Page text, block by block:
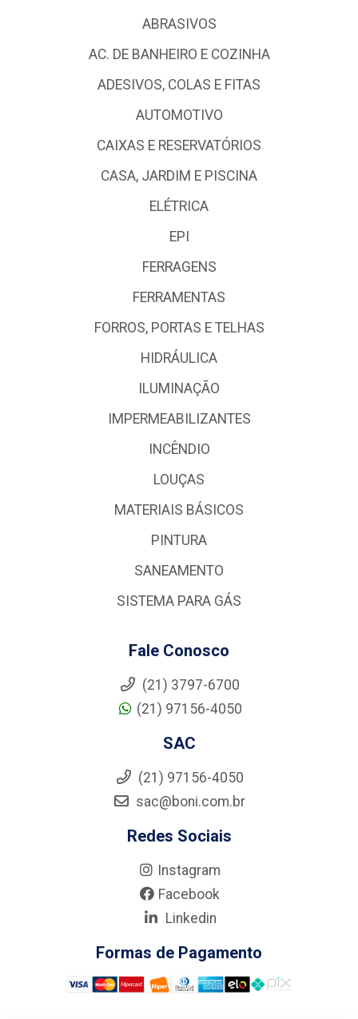
ABRASIVOS
AC. DE BANHEIRO E COZINHA
ADESIVOS, COLAS E FITAS
AUTOMOTIVO
CAIXAS E RESERVATÓRIOS
CASA, JARDIM E PISCINA
ELÉTRICA
EPI
FERRAGENS
FERRAMENTAS
FORROS, PORTAS E TELHAS
HIDRÁULICA
ILUMINAÇÃO
IMPERMEABILIZANTES
INCÊNDIO
LOUÇAS
MATERIAIS BÁSICOS
PINTURA
SANEAMENTO
SISTEMA PARA GÁS
Fale Conosco
(21) 3797-6700
(21) 97156-4050
SAC
(21) 97156-4050
sac@boni.com.br
Redes Sociais
Instagram
Facebook
Linkedin
Formas de Pagamento